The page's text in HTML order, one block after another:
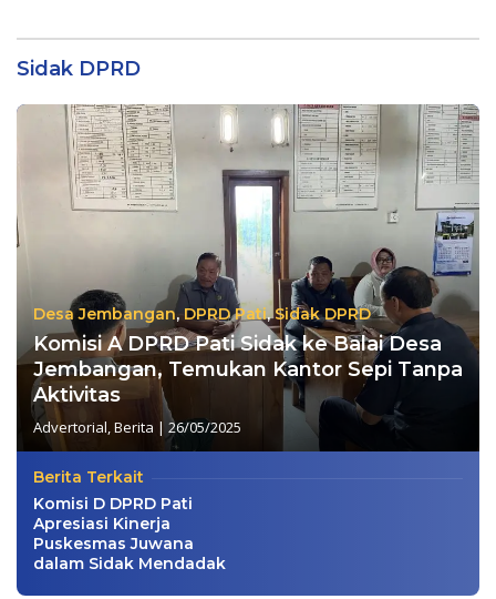
Sidak DPRD
Desa Jembangan,DPRD Pati,Sidak DPRD
Komisi A DPRD Pati Sidak ke Balai Desa
Jembangan, Temukan Kantor Sepi Tanpa
Aktivitas
Advertorial,Berita | 26/05/2025
Berita Terkait
Komisi D DPRD Pati
Apresiasi Kinerja
Puskesmas Juwana
dalam Sidak Mendadak